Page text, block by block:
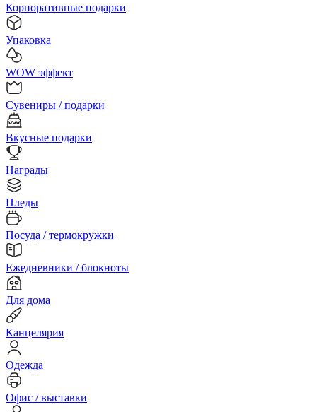
Корпоративные подарки
Упаковка
WOW эффект
Сувениры / подарки
Вкусные подарки
Награды
Пледы
Посуда / термокружки
Ежедневники / блокноты
Для дома
Канцелярия
Одежда
Офис / выставки